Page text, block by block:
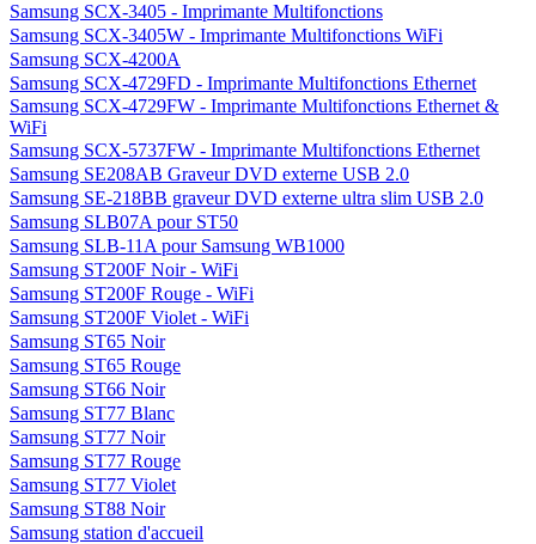
Samsung SCX-3405 - Imprimante Multifonctions
Samsung SCX-3405W - Imprimante Multifonctions WiFi
Samsung SCX-4200A
Samsung SCX-4729FD - Imprimante Multifonctions Ethernet
Samsung SCX-4729FW - Imprimante Multifonctions Ethernet &
WiFi
Samsung SCX-5737FW - Imprimante Multifonctions Ethernet
Samsung SE208AB Graveur DVD externe USB 2.0
Samsung SE-218BB graveur DVD externe ultra slim USB 2.0
Samsung SLB07A pour ST50
Samsung SLB-11A pour Samsung WB1000
Samsung ST200F Noir - WiFi
Samsung ST200F Rouge - WiFi
Samsung ST200F Violet - WiFi
Samsung ST65 Noir
Samsung ST65 Rouge
Samsung ST66 Noir
Samsung ST77 Blanc
Samsung ST77 Noir
Samsung ST77 Rouge
Samsung ST77 Violet
Samsung ST88 Noir
Samsung station d'accueil